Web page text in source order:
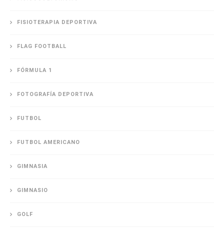
FISIOTERAPIA DEPORTIVA
FLAG FOOTBALL
FÓRMULA 1
FOTOGRAFÍA DEPORTIVA
FUTBOL
FUTBOL AMERICANO
GIMNASIA
GIMNASIO
GOLF